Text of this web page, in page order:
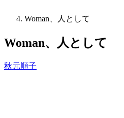
Woman、人として
Woman、人として
秋元順子